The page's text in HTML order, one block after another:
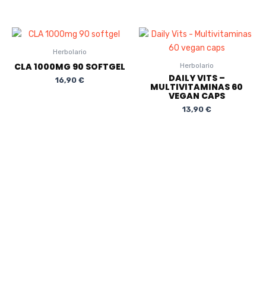
Herbolario
CLA 1000MG 90 SOFTGEL
16,90 €
Herbolario
DAILY VITS –
MULTIVITAMINAS 60
VEGAN CAPS
13,90 €